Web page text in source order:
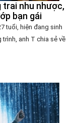
trai nhu nhược,
bạn gái
tuổi, hiện đang sinh
trình, anh T chia sẻ về